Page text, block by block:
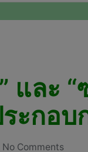
และ “
ะกอบ
No Comments